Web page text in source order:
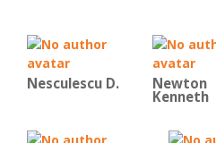
Nesculescu D. Newton
Kenneth